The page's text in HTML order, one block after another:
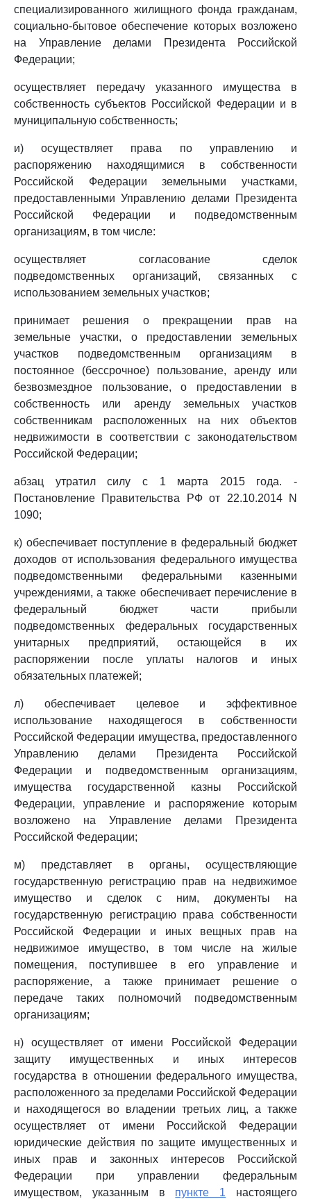
специализированного жилищного фонда гражданам,
социально-бытовое обеспечение которых возложено
на Управление делами Президента Российской
Федерации;
осуществляет передачу указанного имущества в
собственность субъектов Российской Федерации и в
муниципальную собственность;
и) осуществляет права по управлению и
распоряжению находящимися в собственности
Российской Федерации земельными участками,
предоставленными Управлению делами Президента
Российской Федерации и подведомственным
организациям, в том числе:
осуществляет согласование сделок
подведомственных организаций, связанных с
использованием земельных участков;
принимает решения о прекращении прав на
земельные участки, о предоставлении земельных
участков подведомственным организациям в
постоянное (бессрочное) пользование, аренду или
безвозмездное пользование, о предоставлении в
собственность или аренду земельных участков
собственникам расположенных на них объектов
недвижимости в соответствии с законодательством
Российской Федерации;
абзац утратил силу с 1 марта 2015 года. -
Постановление Правительства РФ от 22.10.2014 N
1090;
к) обеспечивает поступление в федеральный бюджет
доходов от использования федерального имущества
подведомственными федеральными казенными
учреждениями, а также обеспечивает перечисление в
федеральный бюджет части прибыли
подведомственных федеральных государственных
унитарных предприятий, остающейся в их
распоряжении после уплаты налогов и иных
обязательных платежей;
л) обеспечивает целевое и эффективное
использование находящегося в собственности
Российской Федерации имущества, предоставленного
Управлению делами Президента Российской
Федерации и подведомственным организациям,
имущества государственной казны Российской
Федерации, управление и распоряжение которым
возложено на Управление делами Президента
Российской Федерации;
м) представляет в органы, осуществляющие
государственную регистрацию прав на недвижимое
имущество и сделок с ним, документы на
государственную регистрацию права собственности
Российской Федерации и иных вещных прав на
недвижимое имущество, в том числе на жилые
помещения, поступившее в его управление и
распоряжение, а также принимает решение о
передаче таких полномочий подведомственным
организациям;
н) осуществляет от имени Российской Федерации
защиту имущественных и иных интересов
государства в отношении федерального имущества,
расположенного за пределами Российской Федерации
и находящегося во владении третьих лиц, а также
осуществляет от имени Российской Федерации
юридические действия по защите имущественных и
иных прав и законных интересов Российской
Федерации при управлении федеральным
имуществом, указанным в пункте 1 настоящего